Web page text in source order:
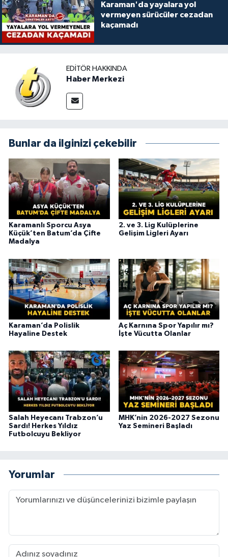
Karaman'da yayalara yol
vermeyen sürücüler cezadan
kaçamadı
EDITÖR HAKKINDA
Haber Merkezi
Bunlar da ilginizi çekebilir
Karamanlı Sporcu Asya
Küçük’ten Batum’da Çifte
Madalya
2. ve 3. Lig Kulüplerine
Gelişim Ligleri Ayarı
Karaman’da Polislik
Hayaline Destek
Aç Karnına Spor Yapılır mı?
İşte Vücutta Olanlar
Salah Heyecanı Trabzon’u
Sardı! Herkes Yıldız
Futbolcuyu Bekliyor
MHK’nin 2026-2027 Sezonu
Yaz Semineri Başladı
Yorumlar